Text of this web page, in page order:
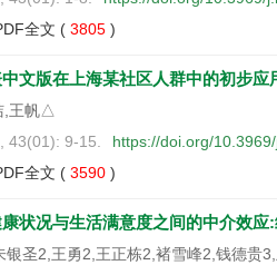
全文 ( 3805 )
文版在上海某社区人群中的初步应
,王帆△
43(01): 9-15.
https://doi.org/
全文 ( 3590 )
状况与生活满意度之间的中介效应
圣2,王勇2,王正栋2,褚雪峰2,钱德贵